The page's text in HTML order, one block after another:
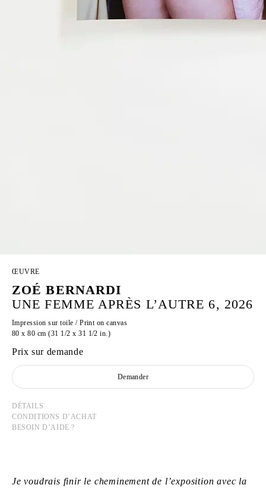
ŒUVRE
ZOÉ BERNARDI
UNE FEMME APRÈS L’AUTRE 6, 2026
Impression sur toile / Print on canvas
80 x 80 cm (31 1/2 x 31 1/2 in.)
Prix sur demande
Demander
DÉTAILS
CONDITIONS D’ACHAT
BESOIN D’AIDE ?
Je voudrais finir le cheminement de l’exposition avec la